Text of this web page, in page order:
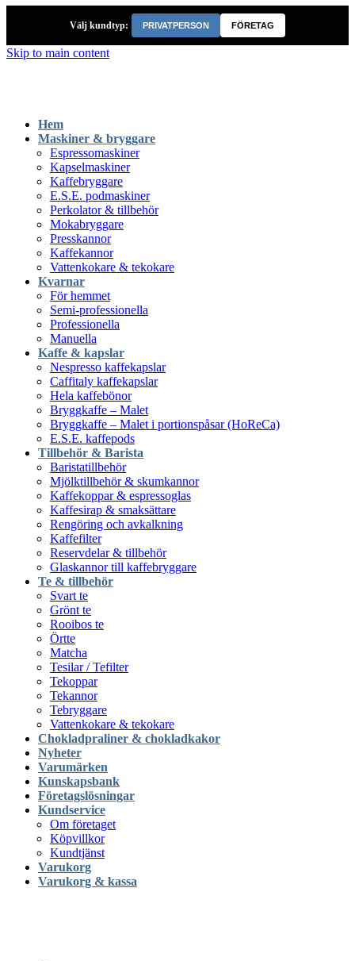
Välj kundtyp: PRIVATPERSON FÖRETAG
Skip to main content
Hem
Maskiner & bryggare
Espressomaskiner
Kapselmaskiner
Kaffebryggare
E.S.E. podmaskiner
Perkolator & tillbehör
Mokabryggare
Presskannor
Kaffekannor
Vattenkokare & tekokare
Kvarnar
För hemmet
Semi-professionella
Professionella
Manuella
Kaffe & kapslar
Nespresso kaffekapslar
Caffitaly kaffekapslar
Hela kaffebönor
Bryggkaffe – Malet
Bryggkaffe – Malet i portionspåsar (HoReCa)
E.S.E. kaffepods
Tillbehör & Barista
Baristatillbehör
Mjölktillbehör & skumkannor
Kaffekoppar & espressoglas
Kaffesirap & smaksättare
Rengöring och avkalkning
Kaffefilter
Reservdelar & tillbehör
Glaskannor till kaffebryggare
Te & tillbehör
Svart te
Grönt te
Rooibos te
Örtte
Matcha
Tesilar / Tefilter
Tekoppar
Tekannor
Tebryggare
Vattenkokare & tekokare
Chokladpraliner & chokladkakor
Nyheter
Varumärken
Kunskapsbank
Företagslösningar
Kundservice
Om företaget
Köpvillkor
Kundtjänst
Varukorg
Varukorg & kassa